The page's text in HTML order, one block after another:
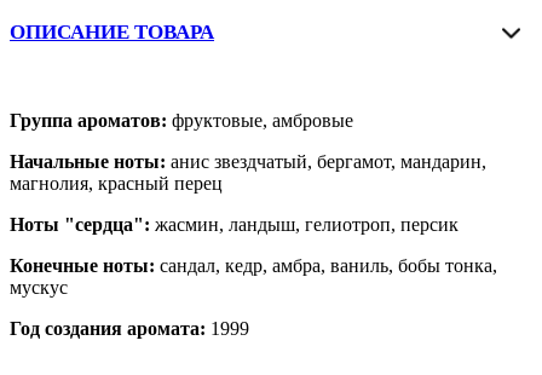
ОПИСАНИЕ ТОВАРА
Группа ароматов: фруктовые, амбровые
Начальные ноты: анис звездчатый, бергамот, мандарин,
магнолия, красный перец
Ноты "сердца": жасмин, ландыш, гелиотроп, персик
Конечные ноты: сандал, кедр, амбра, ваниль, бобы тонка,
мускус
Год создания аромата: 1999